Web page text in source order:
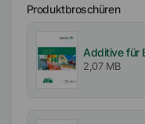
%
Einarbeitbarkeit
Produktbroschüren
Additive für
2,07 MB